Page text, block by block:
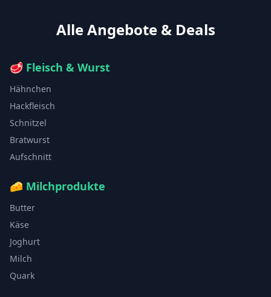
Alle Angebote & Deals
🥩 Fleisch & Wurst
Hähnchen
Hackfleisch
Schnitzel
Bratwurst
Aufschnitt
🧀 Milchprodukte
Butter
Käse
Joghurt
Milch
Quark